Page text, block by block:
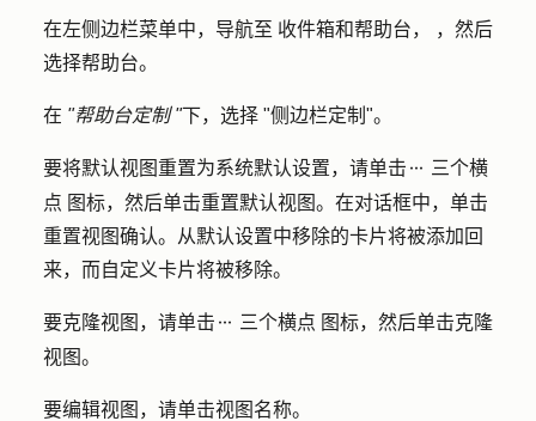
在左侧边栏菜单中，导航至 收件箱和帮助台，
，然后
选择帮助台。
在 "帮助台定制 "下，选择 "侧边栏定制"。
要将默认视图重置为系统默认设置，请单击 ellipses 三个横
点 图标，然后单击重置默认视图。在对话框中，单击
重置视图确认。从默认设置中移除的卡片将被添加回
来，而自定义卡片将被移除。
要克隆视图，请单击 ellipses 三个横点 图标， 然后单击克隆
视图。
要编辑视图，请单击视图 名称。